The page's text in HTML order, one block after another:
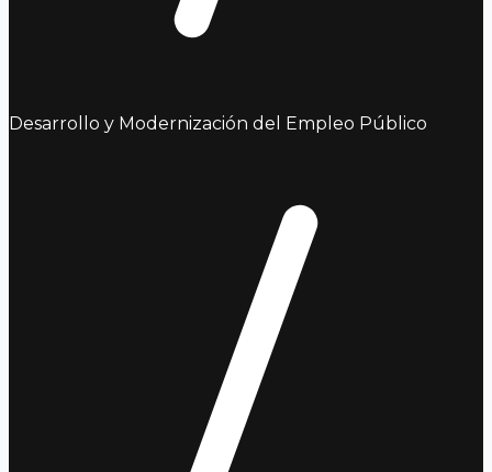
Desarrollo y Modernización del Empleo Público